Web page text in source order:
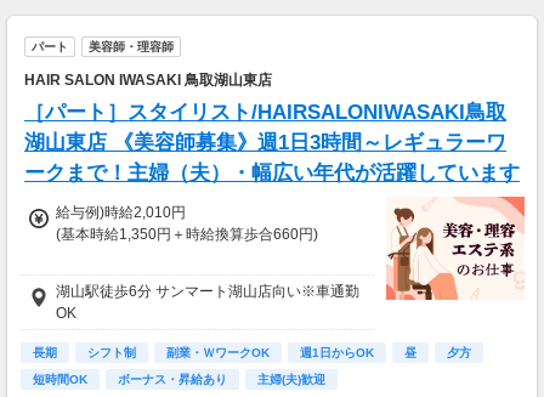
パート 美容師・理容師
HAIR SALON IWASAKI 鳥取湖山東店
［パート］スタイリスト/HAIRSALONIWASAKI鳥取
湖山東店 《美容師募集》週1日3時間～レギュラーワ
ークまで！主婦（夫）・幅広い年代が活躍しています
給与例)時給2,010円
(基本時給1,350円＋時給換算歩合660円)
◎Jr.スタイリストの方も歓迎です。
給与は面接時にご相談の上、決定します。
◆土曜・日曜・祝日は時給100円アップ
◆1分単位で給与支給
◆毎月20日締め、翌月5日支払い
湖山駅徒歩6分 サンマート湖山店向い※車通勤
OK
長期 シフト制 副業・ＷワークOK 週1日からOK 昼
夕方
短時間OK
ボーナス・昇給あり 主婦(夫)歓迎